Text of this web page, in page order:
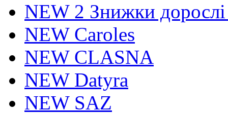
NEW 2 Знижки
NEW Caroles
NEW CLASNA
NEW Datyra
NEW SAZ